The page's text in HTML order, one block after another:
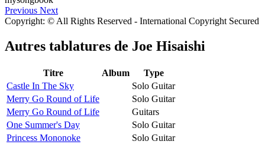
Previous Next
Copyright: © All Rights Reserved - International Copyright Secured
Autres tablatures de Joe Hisaishi
Titre Album
Type
Castle In The Sky
Solo Guitar
Merry Go Round of Life
Solo Guitar
Merry Go Round of Life
Guitars
One Summer's Day
Solo Guitar
Princess Mononoke
Solo Guitar